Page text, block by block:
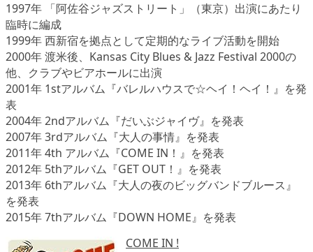
1997年 「阿佐谷ジャズストリート」（東京）出演にあたり
臨時に編成
1999年 西新宿を拠点として定期的なライブ活動を開始
2000年 渡米後、Kansas City Blues & Jazz Festival 2000の
他、クラブやビアホールに出演
2001年 1stアルバム『バレルハウスで☆ヘイ！ヘイ！』を発
表
2004年 2ndアルバム『だいぶジャイヴ』を発表
2007年 3rdアルバム『大人の事情』を発表
2011年 4th アルバム『COME IN！』を発表
2012年 5thアルバム『GET OUT！』を発表
2013年 6thアルバム『大人の夜のビッグバンドブルース』
を発表
2015年 7thアルバム『DOWN HOME』を発表
COME IN !